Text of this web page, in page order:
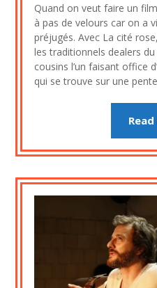
Quand on veut faire un
à pas de velours car on a
préjugés. Avec La cité
les traditionnels dealers
cousins l’un faisant office
qui se trouve sur une